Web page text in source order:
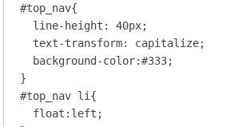
#top_nav{
line-height : 40px;
text-transform: capitalize;
background-color:#333;
#top_nav li {
float :left ;